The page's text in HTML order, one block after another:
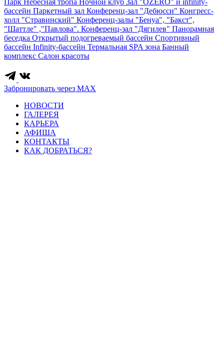
бассейн Паркетный зал Конференц-зал "Дебюсси" Конгресс-
холл "Стравинский" Конференц-залы "Бенуа", "Бакст",
"Шаттле" ,"Павлова". Конференц-зал "Дягилев" Панорамная
беседка Открытый подогреваемый бассейн Спортивный
бассейн Infinity-бассейн Термальная SPA зона Банный
комплекс Салон красоты
Забронировать через MAX
НОВОСТИ
ГАЛЕРЕЯ
КАРЬЕРА
АФИША
КОНТАКТЫ
КАК ДОБРАТЬСЯ?